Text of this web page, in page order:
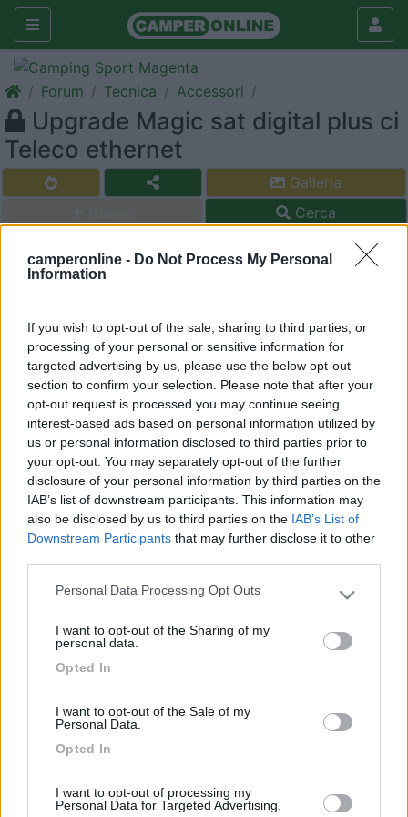
camperonline - Do Not Process My Personal
Information
If you wish to opt-out of the sale, sharing to third parties, or
processing of your personal or sensitive information for
targeted advertising by us, please use the below opt-out
section to confirm your selection. Please note that after your
opt-out request is processed you may continue seeing
interest-based ads based on personal information utilized by
us or personal information disclosed to third parties prior to
your opt-out. You may separately opt-out of the further
disclosure of your personal information by third parties on the
IAB’s list of downstream participants. This information may
also be disclosed by us to third parties on the IAB’s List of
Downstream Participants that may further disclose it to other
Please note that this website/app uses one or more Google
not limited to your visit or usage behaviour. You may click to
use your data for below specified purposes in below Google
Personal Data Processing Opt Outs
I want to opt-out of the Sharing of my
personal data.
Opted In
I want to opt-out of the Sale of my
Personal Data.
Opted In
I want to opt-out of processing my
Personal Data for Targeted Advertising.
Forum Tecnica Accessori
Upgrade Magic sat digital plus ci
Teleco ethernet
Galleria
Cerca
cirio89
1
26/07/2011
Ciao a tutti possiedo un Magic sat digital plus ci Teleco il quale
a causa di cambiamenti sul HotBird 13E da parte di alcuni
broadcaster, il sistema di ricerca automatico MAGICSAT non
riesce a rilevare il satellite in oggetto; leggendo su sito della
casa madre sembra sia necessario aggiornare semplicemente
utilizzando il software rilasciato dalla Teleco. Il problema è che
l'unica uscita presente sul ricevitore è di tipo ethernet e non usb
come citato nella guida di upgrade. Collegando quest'ultimo al
pc tramite cavo di rete ethernet l'apparecchio non viene
miminamente visto. Consigli in merito?Ringrazio
ssandro59
6708
se tu telefoni alla teleco (a lugo)e ti fai passare uno dei tecnici ti
spiega tutto il procedimento per aggiornare il decoder ,io dopo
alcune prove ci sono andato di persona con appuntamento e mi
disponibilita' dei tecnici teleco. ciao sandro